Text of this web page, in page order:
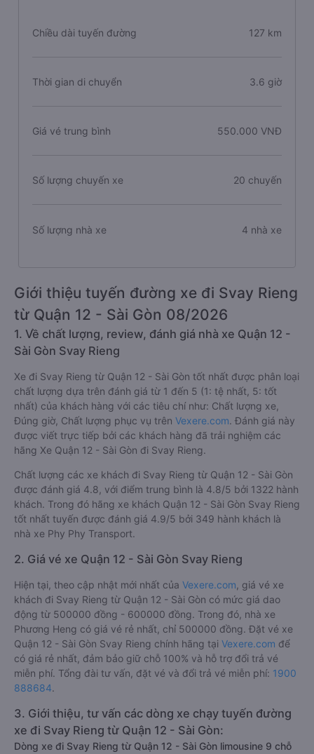
Chiều dài tuyến đường 127 km
Thời gian di chuyển 3.6 giờ
Giá vé trung bình 550.000 VNĐ
Số lượng chuyến xe 20 chuyến
Số lượng nhà xe 4 nhà xe
Giới thiệu tuyến đường xe đi Svay Rieng
từ Quận 12 - Sài Gòn 08/2026
1. Về chất lượng, review, đánh giá nhà xe Quận 12 -
Sài Gòn Svay Rieng
Xe đi Svay Rieng từ Quận 12 - Sài Gòn tốt nhất được phân loại
chất lượng dựa trên đánh giá từ 1 đến 5 (1: tệ nhất, 5: tốt
nhất) của khách hàng với các tiêu chí như: Chất lượng xe,
Đúng giờ, Chất lượng phục vụ trên Vexere.com. Đánh giá này
được viết trực tiếp bởi các khách hàng đã trải nghiệm các
hãng Xe Quận 12 - Sài Gòn đi Svay Rieng.
Chất lượng các xe khách đi Svay Rieng từ Quận 12 - Sài Gòn
được đánh giá 4.8, với điểm trung bình là 4.8/5 bởi 1322 hành
khách. Trong đó hãng xe khách Quận 12 - Sài Gòn Svay Rieng
tốt nhất tuyến được đánh giá 4.9/5 bởi 349 hành khách là
nhà xe Phy Phy Transport.
2. Giá vé xe Quận 12 - Sài Gòn Svay Rieng
Hiện tại, theo cập nhật mới nhất của Vexere.com , giá vé xe
khách đi Svay Rieng từ Quận 12 - Sài Gòn có mức giá dao
động từ 500000 đồng - 600000 đồng. Trong đó, nhà xe
Phương Heng có giá vé rẻ nhất, chỉ 500000 đồng. Đặt vé xe
Quận 12 - Sài Gòn Svay Rieng chính hãng tại Vexere.com để
có giá rẻ nhất, đảm bảo giữ chỗ 100% và hỗ trợ đổi trả vé
miễn phí. Tổng đài tư vấn, đặt vé và đổi trả vé miễn phí: 1900
888684.
3. Giới thiệu, tư vấn các dòng xe chạy tuyến đường
xe đi Svay Rieng từ Quận 12 - Sài Gòn:
Dòng xe đi Svay Rieng từ Quận 12 - Sài Gòn limousine 9 chỗ